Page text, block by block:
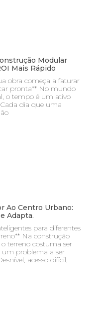
Modular
Mais Rápido
obra começa a faturar
pronta** No mundo
o tempo é um ativo
dia que uma
Ao Centro Urbano:
Adapta.
para diferentes
Na construção
terreno costuma ser
um problema a ser
acesso difícil,